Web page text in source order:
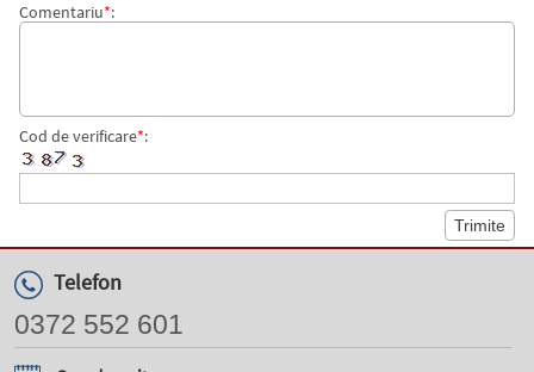
Comentariu*:
Cod de verificare*:
Telefon
0372 552 601